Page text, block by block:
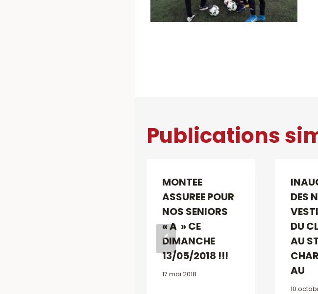
Publications
MONTEE
ASSUREE POUR
NOS SENIORS
« A » CE
DIMANCHE
13/05/2018 !!!
17 mai 2018
DES
DU
AU
AU
10